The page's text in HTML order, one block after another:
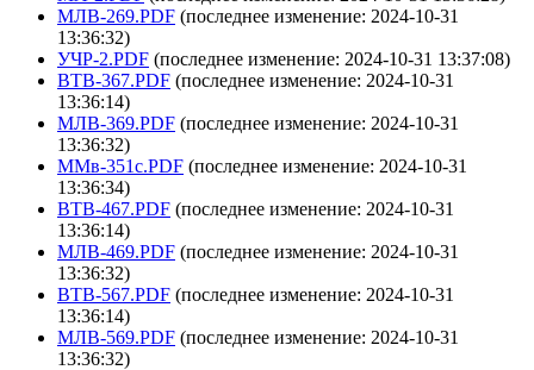
МЛВ-269.PDF (последнее изменение: 2024-10-31
13:36:32)
УЧР-2.PDF (последнее изменение: 2024-10-31 13:37:08)
ВТВ-367.PDF (последнее изменение: 2024-10-31
13:36:14)
МЛВ-369.PDF (последнее изменение: 2024-10-31
13:36:32)
ММв-351с.PDF (последнее изменение: 2024-10-31
13:36:34)
ВТВ-467.PDF (последнее изменение: 2024-10-31
13:36:14)
МЛВ-469.PDF (последнее изменение: 2024-10-31
13:36:32)
ВТВ-567.PDF (последнее изменение: 2024-10-31
13:36:14)
МЛВ-569.PDF (последнее изменение: 2024-10-31
13:36:32)